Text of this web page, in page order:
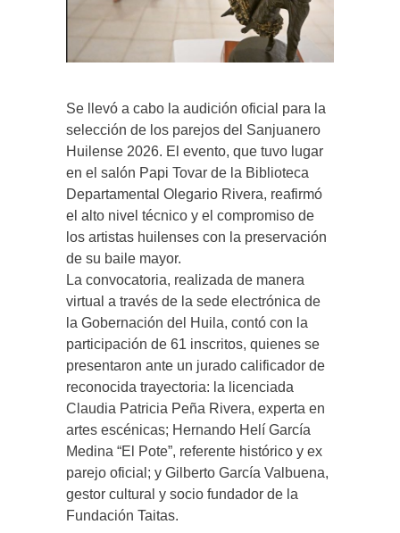
Se llevó a cabo la audición oficial para la
selección de los parejos del Sanjuanero
Huilense 2026. El evento, que tuvo lugar
en el salón Papi Tovar de la Biblioteca
Departamental Olegario Rivera, reafirmó
el alto nivel técnico y el compromiso de
los artistas huilenses con la preservación
de su baile mayor.
La convocatoria, realizada de manera
virtual a través de la sede electrónica de
la Gobernación del Huila, contó con la
participación de 61 inscritos, quienes se
presentaron ante un jurado calificador de
reconocida trayectoria: la licenciada
Claudia Patricia Peña Rivera, experta en
artes escénicas; Hernando Helí García
Medina “El Pote”, referente histórico y ex
parejo oficial; y Gilberto García Valbuena,
gestor cultural y socio fundador de la
Fundación Taitas.